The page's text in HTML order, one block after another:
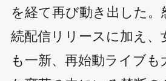
を経て再び動き出した。
続配信リリースに加え
も一新、再始動ライブも